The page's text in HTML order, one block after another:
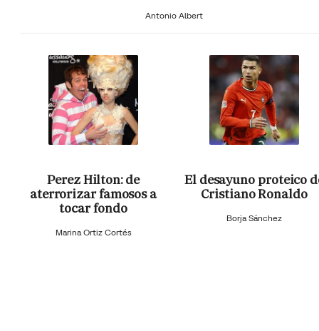
Antonio Albert
Perez Hilton: de
aterrorizar famosos a
tocar fondo
Marina Ortiz Cortés
El desayuno proteico
Cristiano Ronaldo
Borja Sánchez